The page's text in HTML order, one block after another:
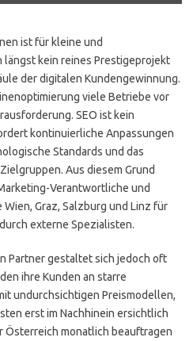
ist für kleine und
kein reines Prestigeprojekt
der digitalen Kundengewinnung.
viele Betriebe vor
SEO ist kein
kontinuierliche Anpassungen
Standards und das
Aus diesem Grund
Verantwortliche und
Graz, Salzburg und Linz für
externe Spezialisten.
Partner gestaltet sich jedoch oft
ihre Kunden an starre
undurchsichtigen Preismodellen,
erst im Nachhinein ersichtlich
Österreich monatlich beauftragen